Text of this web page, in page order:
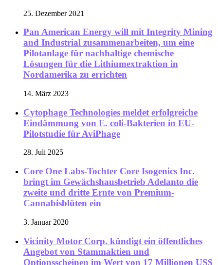
25. Dezember 2021
Pan American Energy will mit Integrity Mining
and Industrial zusammenarbeiten, um eine
Pilotanlage für nachhaltige chemische
Lösungen für die Lithiumextraktion in
Nordamerika zu errichten
14. März 2023
Cytophage Technologies meldet erfolgreiche
Eindämmung von E. coli-Bakterien in EU-
Pilotstudie für AviPhage
28. Juli 2025
Core One Labs-Tochter Core Isogenics Inc.
bringt im Gewächshausbetrieb Adelanto die
zweite und dritte Ernte von Premium-
Cannabisblüten ein
3. Januar 2020
Vicinity Motor Corp. kündigt ein öffentliches
Angebot von Stammaktien und
Optionsscheinen im Wert von 17 Millionen US$